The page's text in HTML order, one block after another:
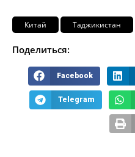
Китай Таджикистан
Поделиться:
Facebook
Telegram